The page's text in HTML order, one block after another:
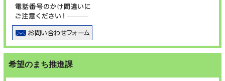
希望のまち推進課